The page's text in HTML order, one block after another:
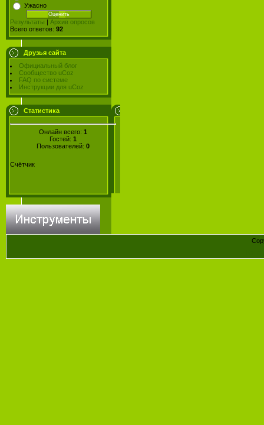
Ужасно
Результаты | Архив опросов
Всего ответов: 92
Друзья сайта
Официальный блог
Сообщество uCoz
FAQ по системе
Инструкции для uCoz
Статистика
Онлайн всего: 1
Гостей: 1
Пользователей: 0
Счётчик